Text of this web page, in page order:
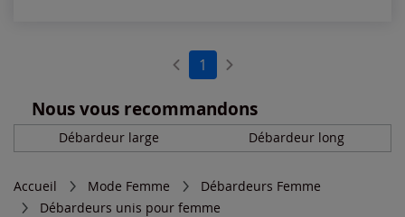
1
Nous vous recommandons
Débardeur large Débardeur long
Accueil Mode Femme
Débardeurs Femme
Débardeurs unis pour femme